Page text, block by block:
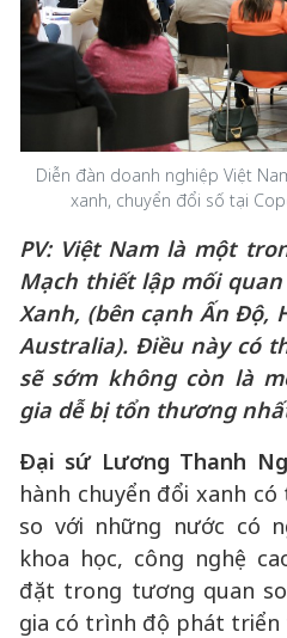
Diễn đàn doanh nghiệp Việt
xanh, chuyển đổi số tại
PV: Việt Nam là một
Mạch thiết lập mối
Xanh, (bên cạnh Ấn Độ,
Australia). Điều này có
sẽ sớm không còn là
gia dễ bị tổn thương
Đại sứ Lương Thanh
hành chuyển đổi xanh
so với những nước có
khoa học, công nghệ
đặt trong tương quan
gia có trình độ phát triển